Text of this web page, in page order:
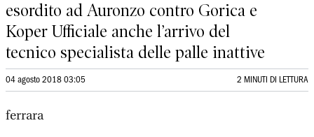
esordito ad Auronzo contro Gorica e
Koper Ufficiale anche l’arrivo del
tecnico specialista delle palle inattive
04 agosto 2018 03:05 2 MINUTI DI LETTURA
ferrara